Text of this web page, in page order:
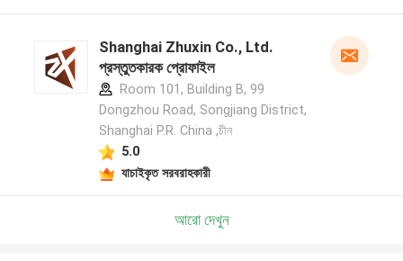
Shanghai Zhuxin Co., Ltd.
প্রস্তুতকারক প্রোফাইল
Room 101, Building B, 99
Dongzhou Road, Songjiang District,
Shanghai P.R. China ,চীন
5.0
যাচাইকৃত সরবরাহকারী
আরো দেখুন